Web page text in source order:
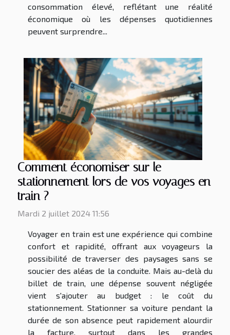
consommation élevé, reflétant une réalité
économique où les dépenses quotidiennes
peuvent surprendre...
Comment économiser sur le
stationnement lors de vos voyages en
train ?
Mardi 2 juillet 2024 11:56
Voyager en train est une expérience qui combine
confort et rapidité, offrant aux voyageurs la
possibilité de traverser des paysages sans se
soucier des aléas de la conduite. Mais au-delà du
billet de train, une dépense souvent négligée
vient s'ajouter au budget : le coût du
stationnement. Stationner sa voiture pendant la
durée de son absence peut rapidement alourdir
la facture, surtout dans les grandes